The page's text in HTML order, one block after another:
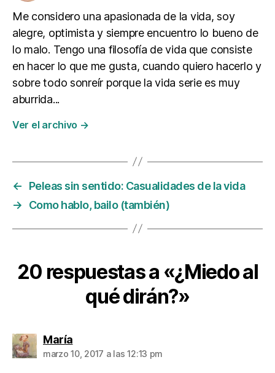
Me considero una apasionada de la vida, soy
alegre, optimista y siempre encuentro lo bueno de
lo malo. Tengo una filosofía de vida que consiste
en hacer lo que me gusta, cuando quiero hacerlo y
sobre todo sonreír porque la vida serie es muy
aburrida...
Ver el archivo →
←
Peleas sin sentido: Casualidades de la vida
→
Como hablo, bailo (también)
20 respuestas a «¿Miedo al
qué dirán?»
Maríadice:
marzo 10, 2017 a las 12:13 pm